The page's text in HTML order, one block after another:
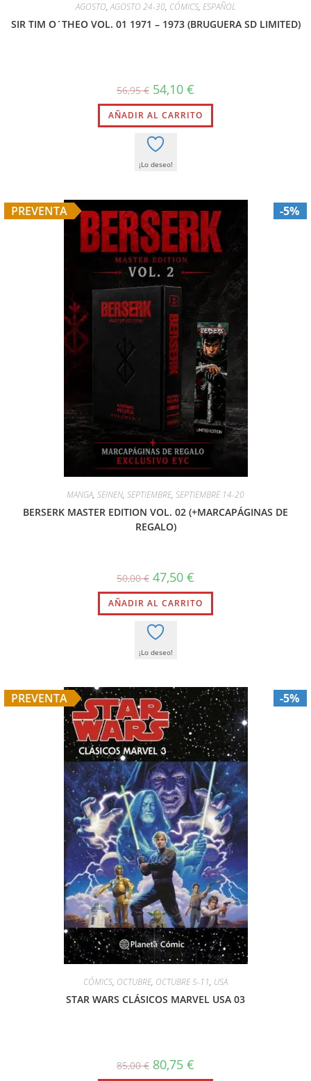
AGOSTO,AGOSTO 24-30, CÓMICS, ESPAÑOL
SIR TIM O´THEO VOL. 01 1971 – 1973 (BRUGUERA SD LIMITED)
56,95€ 54,10 €
AÑADIR AL CARRITO
¡Lo deseo!
PREVENTA -5%
MANGA, SEINEN, SEPTIEMBRE, SEPTIEMBRE 14-20
BERSERK MASTER EDITION VOL. 02 (+MARCAPÁGINAS DE
REGALO)
50,00€ 47,50 €
AÑADIR AL CARRITO
¡Lo deseo!
PREVENTA -5%
CÓMICS, OCTUBRE, OCTUBRE 5-11, USA
STAR WARS CLÁSICOS MARVEL USA 03
85,00€ 80,75 €